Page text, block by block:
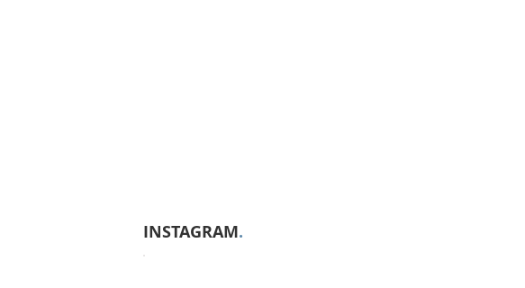
INSTAGRAM.